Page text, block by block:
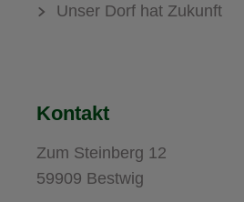
Unser Dorf hat Zukunft
Kontakt
Zum Steinberg 12
59909 Bestwig